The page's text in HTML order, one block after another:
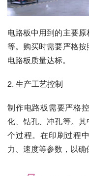
电路板中用到的主要
等。购买时需要严格
电路板质量达标。
2. 生产工艺控制
制作电路板需要严格
化、钻孔、冲孔等。
个过程。在印刷过程
力、速度等参数，以确